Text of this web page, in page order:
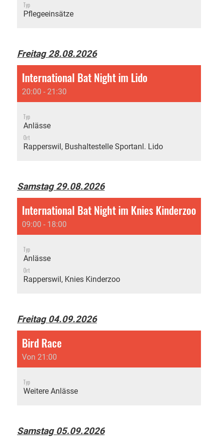
Typ
Pflegeeinsätze
Freitag 28.08.2026
International Bat Night im Lido
20:00 - 21:30
Typ
Anlässe
Ort
Rapperswil, Bushaltestelle Sportanl. Lido
Samstag 29.08.2026
International Bat Night im Knies Kinderzoo
09:00 - 18:00
Typ
Anlässe
Ort
Rapperswil, Knies Kinderzoo
Freitag 04.09.2026
Bird Race
Von 21:00
Typ
Weitere Anlässe
Samstag 05.09.2026